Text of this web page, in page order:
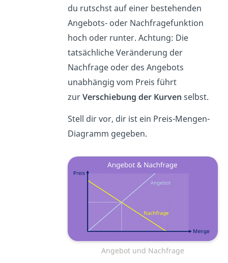
du rutschst auf einer bestehenden
Angebots- oder Nachfragefunktion
hoch oder runter. Achtung: Die
tatsächliche Veränderung der
Nachfrage oder des Angebots
unabhängig vom Preis führt
zurVerschiebung der Kurvenselbst.
Stell dir vor, dir ist ein Preis-Mengen-
Diagramm gegeben.
Angebot und Nachfrage